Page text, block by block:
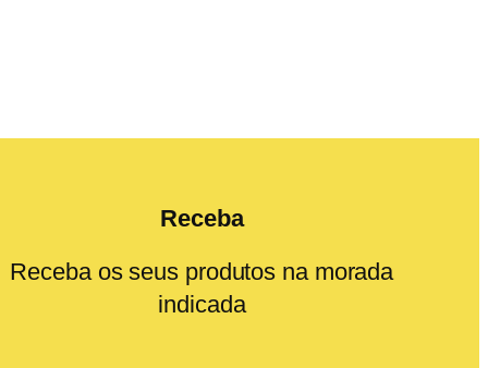
Receba
Receba os seus produtos na morada
indicada